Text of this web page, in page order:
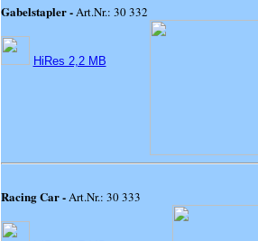
Gabelstapler -Art.Nr.: 30 332
HiRes 2,2 MB
Racing Car -Art.Nr.: 30 333